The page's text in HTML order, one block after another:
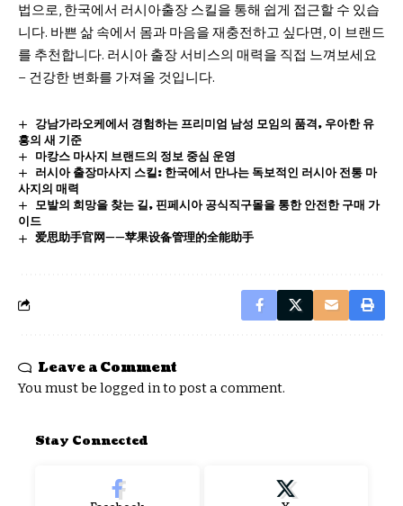
법으로, 한국에서 러시아출장 스킬을 통해 쉽게 접근할 수 있습
니다. 바쁜 삶 속에서 몸과 마음을 재충전하고 싶다면, 이 브랜드
를 추천합니다. 러시아 출장 서비스의 매력을 직접 느껴보세요
– 건강한 변화를 가져올 것입니다.
강남가라오케에서 경험하는 프리미엄 남성 모임의 품격, 우아한 유
흥의 새 기준
마캉스 마사지 브랜드의 정보 중심 운영
러시아 출장마사지 스킬: 한국에서 만나는 독보적인 러시아 전통 마
사지의 매력
모발의 희망을 찾는 길, 핀페시아 공식직구몰을 통한 안전한 구매 가
이드
爱思助手官网——苹果设备管理的全能助手
Leave a Comment
You must be logged in to post a comment.
Stay Connected